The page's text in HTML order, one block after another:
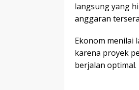
langsung yang
anggaran
Ekonom menilai
karena proyek
berjalan optimal.